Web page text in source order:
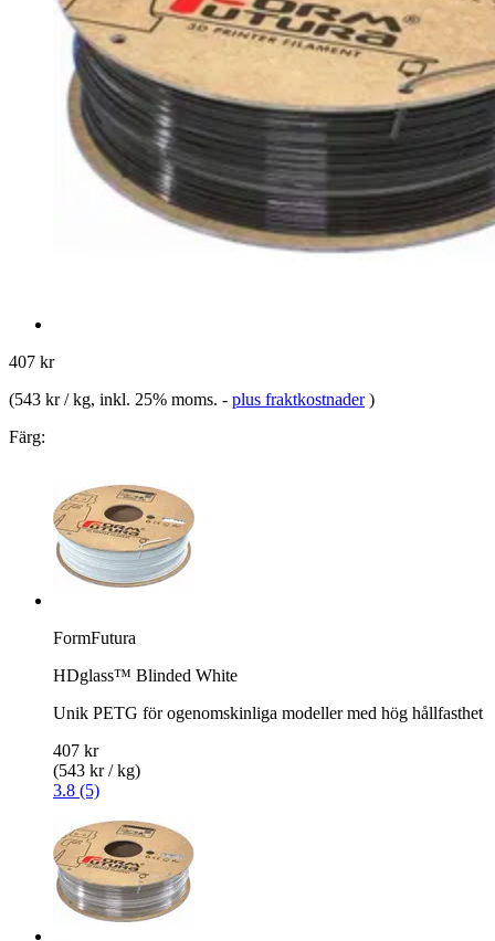
407 kr
(543 kr / kg, inkl. 25% moms. - plus fraktkostnader )
Färg:
FormFutura
HDglass™ Blinded White
Unik PETG för ogenomskinliga modeller med hög hållfasthet
407 kr
(543 kr / kg)
3.8 (5)